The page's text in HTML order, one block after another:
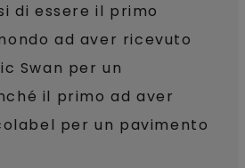
di essere il primo
ad aver ricevuto
Swan per un
il primo ad aver
per un pavimento